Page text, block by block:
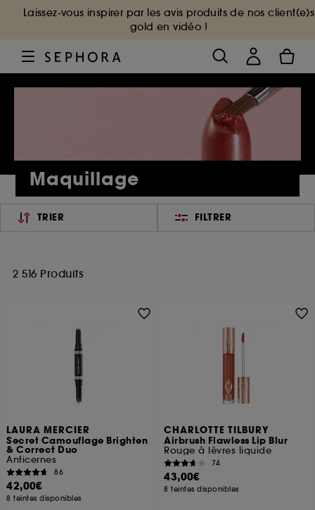
Laissez-vous inspirer par les avis produits de nos client(e)s
gold en vidéo !
Maquillage
TRIER FILTRER
2 516 Produits
LAURA MERCIER
Secret Camouflage Brighten
& Correct Duo
Anticernes
86
42,00€
8 teintes disponibles
CHARLOTTE TILBURY
Airbrush Flawless Lip Blur
Rouge à lèvres liquide
74
43,00€
8 teintes disponibles